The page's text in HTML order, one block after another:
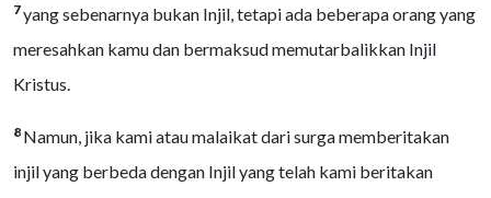
7yang sebenarnya bukan Injil, tetapi ada beberapa orang yang
meresahkan kamu dan bermaksud memutarbalikkan Injil
Kristus.
8 Namun, jika kami atau malaikat dari surga memberitakan
injil yang berbeda dengan Injil yang telah kami beritakan